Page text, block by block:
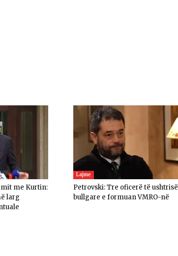
me Kurtin:
larg
Lajme
Petrovski: Tre oficerë të ushtrisë
bullgare e formuan VMRO-në